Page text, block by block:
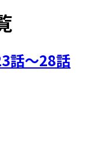
話～28話